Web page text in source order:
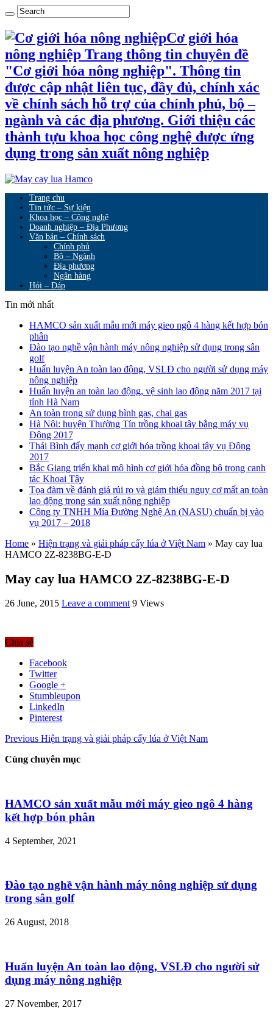
Cơ giới hóa
nông nghiệp Trang thông tin chuyên đề
"Cơ giới hóa nông nghiệp". Thông tin
được cập nhật liên tục, đầy đủ, chính xác
về chính sách hỗ trợ của chính phủ, bộ –
ngành và các địa phương. Giới thiệu các
thành tựu khoa học công nghệ được ứng
dụng trong sản xuất nông nghiệp
Trang chu
Tin tức – Sự kiện
Khoa học – Công nghệ
Doanh nghiệp – Địa Phương
Văn bản – Chính sách
Chính phủ
Bộ – Ngành
Địa phương
Ngân hàng
Hỏi – Đáp
Tin mới nhất
HAMCO sản xuất mẫu mới máy gieo ngô 4 hàng kết hợp bón
phân
Đào tạo nghề vận hành máy nông nghiệp sử dụng trong sân
golf
Huấn luyện An toàn lao động, VSLĐ cho người sử dụng máy
nông nghiệp
Huấn luyện an toàn lao động, vệ sinh lao động năm 2017 tại
tỉnh Hà Nam
An toàn trong sử dụng bình gas, chai gas
Hà Nội: huyện Thường Tín trồng khoai tây bằng máy vụ
Đông 2017
Thái Bình đẩy mạnh cơ giới hóa trồng khoai tây vụ Đông
2017
Bắc Giang triển khai mô hình cơ giới hóa đồng bộ trong canh
tác Khoai Tây
Tọa đàm về đánh giá rủi ro và giảm thiểu nguy cơ mất an toàn
lao động trong sản xuất nông nghiệp
Công ty TNHH Mía Đường Nghệ An (NASU) chuẩn bị vào
vụ 2017 – 2018
Home » Hiện trạng và giải pháp cấy lúa ở Việt Nam » May cay lua
HAMCO 2Z-8238BG-E-D
May cay lua HAMCO 2Z-8238BG-E-D
26 June, 2015 Leave a comment 9 Views
Chia sẻ
Facebook
Twitter
Google +
Stumbleupon
LinkedIn
Pinterest
Previous Hiện trạng và giải pháp cấy lúa ở Việt Nam
Cùng chuyên mục
HAMCO sản xuất mẫu mới máy gieo ngô 4 hàng
kết hợp bón phân
4 September, 2021
Đào tạo nghề vận hành máy nông nghiệp sử dụng
trong sân golf
26 August, 2018
Huấn luyện An toàn lao động, VSLĐ cho người sử
dụng máy nông nghiệp
27 November, 2017